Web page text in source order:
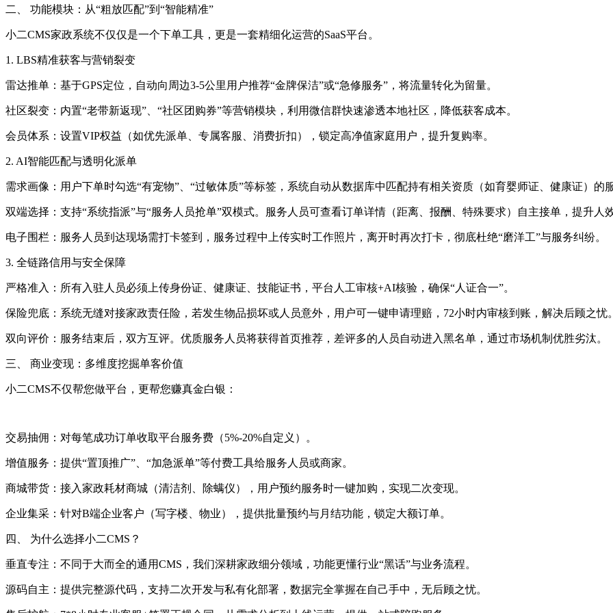
二、 功能模块：从“粗放匹配”到“智能精准”
小二CMS家政系统不仅仅是一个下单工具，更是一套精细化运营的SaaS平台。
1. LBS精准获客与营销裂变
雷达推单：基于GPS定位，自动向周边3-5公里用户推荐“金牌保洁”或“急修服务”，将流量转化为留量。
社区裂变：内置“老带新返现”、“社区团购券”等营销模块，利用微信群快速渗透本地社区，降低获客成本。
会员体系：设置VIP权益（如优先派单、专属客服、消费折扣），锁定高净值家庭用户，提升复购率。
2. AI智能匹配与透明化派单
需求画像：用户下单时勾选“有宠物”、“过敏体质”等标签，系统自动从数据库中匹配持有相关资质（如育婴师证、健康证）的
双端选择：支持“系统指派”与“服务人员抢单”双模式。服务人员可查看订单详情（距离、报酬、特殊要求）自主接单，提升人效
电子围栏：服务人员到达现场需打卡签到，服务过程中上传实时工作照片，离开时再次打卡，彻底杜绝“磨洋工”与服务纠纷。
3. 全链路信用与安全保障
严格准入：所有入驻人员必须上传身份证、健康证、技能证书，平台人工审核+AI核验，确保“人证合一”。
保险兜底：系统无缝对接家政责任险，若发生物品损坏或人员意外，用户可一键申请理赔，72小时内审核到账，解决后顾之忧。
双向评价：服务结束后，双方互评。优质服务人员将获得首页推荐，差评多的人员自动进入黑名单，通过市场机制优胜劣汰。
三、 商业变现：多维度挖掘单客价值
小二CMS不仅帮您做平台，更帮您赚真金白银：
交易抽佣：对每笔成功订单收取平台服务费（5%-20%自定义）。
增值服务：提供“置顶推广”、“加急派单”等付费工具给服务人员或商家。
商城带货：接入家政耗材商城（清洁剂、除螨仪），用户预约服务时一键加购，实现二次变现。
企业集采：针对B端企业客户（写字楼、物业），提供批量预约与月结功能，锁定大额订单。
四、 为什么选择小二CMS？
垂直专注：不同于大而全的通用CMS，我们深耕家政细分领域，功能更懂行业“黑话”与业务流程。
源码自主：提供完整源代码，支持二次开发与私有化部署，数据完全掌握在自己手中，无后顾之忧。